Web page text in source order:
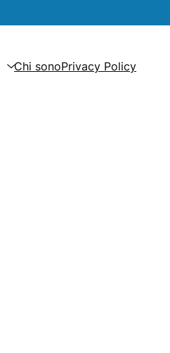
Chi sonoPrivacy Policy